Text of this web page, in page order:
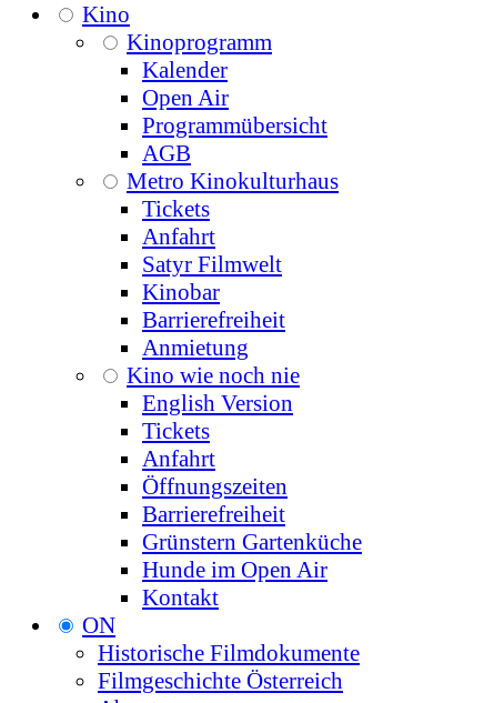
Kino
Kinoprogramm
Kalender
Open Air
Programmübersicht
AGB
Metro Kinokulturhaus
Tickets
Anfahrt
Satyr Filmwelt
Kinobar
Barrierefreiheit
Anmietung
Kino wie noch nie
English Version
Tickets
Anfahrt
Öffnungszeiten
Barrierefreiheit
Grünstern Gartenküche
Hunde im Open Air
Kontakt
ON
Historische Filmdokumente
Filmgeschichte Österreich